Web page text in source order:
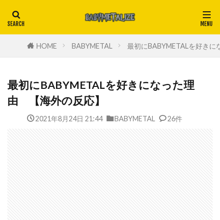
HOME BABYMETAL 最初にBABYMETALを好き
最初にBABYMETALを好きになった理
由 【海外の反応】
2021年8月24日 21:44 BABYMETAL 26件